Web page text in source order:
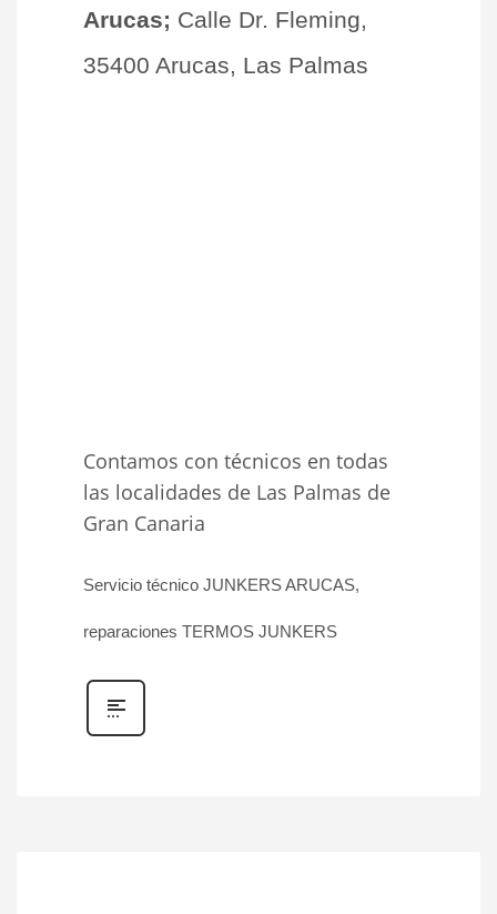
Arucas; Calle Dr. Fleming,
35400 Arucas, Las Palmas
Contamos con técnicos en todas
las localidades de Las Palmas de
Gran Canaria
Servicio técnico JUNKERS ARUCAS,
reparaciones TERMOS JUNKERS